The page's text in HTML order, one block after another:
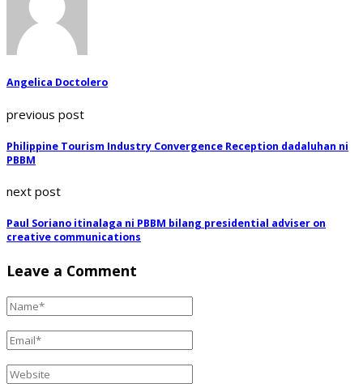
Angelica Doctolero
previous post
Philippine Tourism Industry Convergence Reception dadaluhan ni
PBBM
next post
Paul Soriano itinalaga ni PBBM bilang presidential adviser on
creative communications
Leave a Comment